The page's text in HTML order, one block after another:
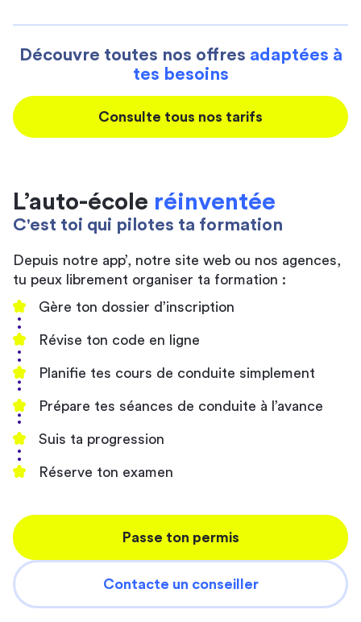
Découvre toutes nos offres adaptées à
tes besoins
Consulte tous nos tarifs
L’auto-école réinventée
C'est toi qui pilotes ta formation
Depuis notre app’, notre site web ou nos agences,
tu peux librement organiser ta formation :
Gère ton dossier d’inscription
Révise ton code en ligne
Planifie tes cours de conduite simplement
Prépare tes séances de conduite à l’avance
Suis ta progression
Réserve ton examen
Passe ton permis
Contacte un conseiller